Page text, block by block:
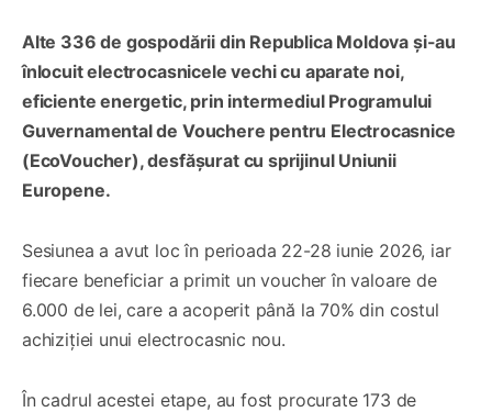
Alte 336 de gospodării din Republica Moldova și-au
înlocuit electrocasnicele vechi cu aparate noi,
eficiente energetic, prin intermediul Programului
Guvernamental de Vouchere pentru Electrocasnice
(EcoVoucher), desfășurat cu sprijinul Uniunii
Europene.
Sesiunea a avut loc în perioada 22-28 iunie 2026, iar
fiecare beneficiar a primit un voucher în valoare de
6.000 de lei, care a acoperit până la 70% din costul
achiziției unui electrocasnic nou.
În cadrul acestei etape, au fost procurate 173 de